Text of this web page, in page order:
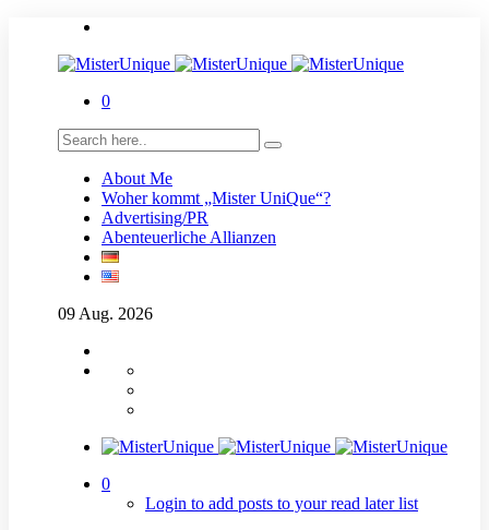
0
About Me
Woher kommt „Mister UniQue“?
Advertising/PR
Abenteuerliche Allianzen
09 Aug. 2026
0
Login to add posts to your read later list